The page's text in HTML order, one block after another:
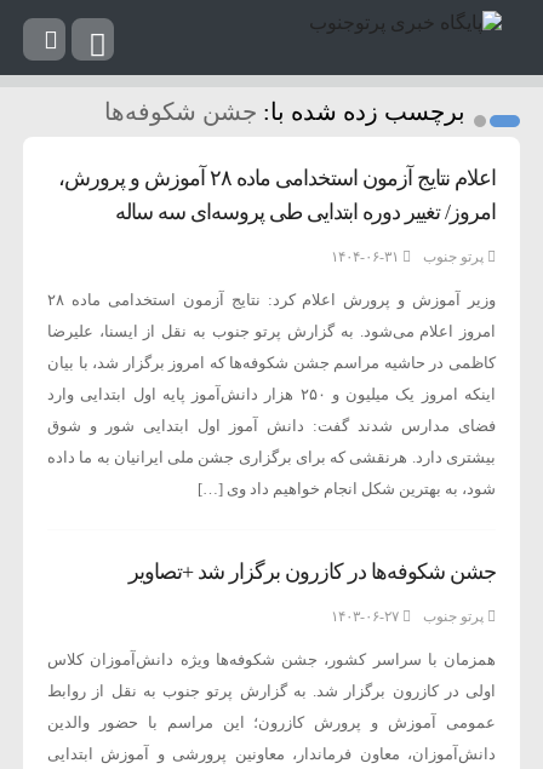
برچسب زده شده با: جشن شکوفه‌ها
اعلام نتایج آزمون استخدامی ماده ۲۸ آموزش و پرورش،
امروز/ تغییر دوره ابتدایی طی پروسه‌ای سه ساله
پرتو جنوب ۱۴۰۴-۰۶-۳۱
وزیر آموزش و پرورش اعلام کرد: نتایج آزمون استخدامی ماده ۲۸
امروز اعلام می‌شود. به گزارش پرتو جنوب به نقل از ایسنا، علیرضا
کاظمی در حاشیه مراسم جشن شکوفه‌ها که امروز برگزار شد، با بیان
اینکه امروز یک میلیون و ۲۵۰ هزار دانش‌آموز پایه اول ابتدایی وارد
فضای مدارس شدند گفت: دانش آموز اول ابتدایی شور و شوق
بیشتری دارد. هرنقشی که برای برگزاری جشن ملی ایرانیان به ما داده
شود، به بهترین شکل انجام خواهیم داد وی […]
جشن شکوفه‌ها در کازرون برگزار شد +تصاویر
پرتو جنوب ۱۴۰۳-۰۶-۲۷
همزمان با سراسر کشور، جشن شکوفه‌ها ویژه دانش‌آموزان کلاس
اولی در کازرون برگزار شد. به گزارش پرتو جنوب به نقل از روابط
عمومی آموزش و پرورش کازرون؛ این مراسم با حضور والدین
دانش‌آموزان، معاون فرماندار، معاونین پرورشی و آموزش ابتدایی